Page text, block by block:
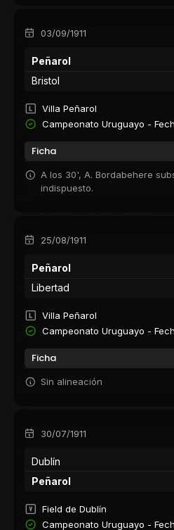
03/09/1911
Peñarol
Bristol
Villa Peñarol
Campeonato Uruguayo -
Ficha
A los 30', A. Bordabehere
indispuesto.
25/08/1911
Peñarol
Libertad
Villa Peñarol
Campeonato Uruguayo -
Ficha
Sin alineación
30/07/1911
Dublín
Peñarol
Field de Dublín
Campeonato Uruguayo -